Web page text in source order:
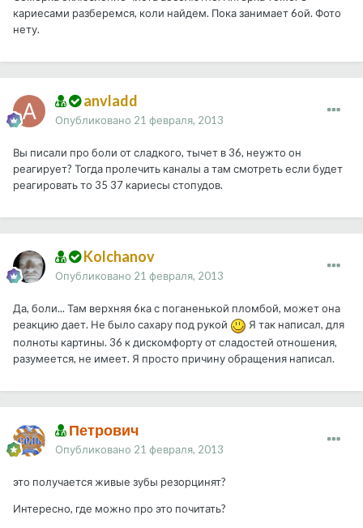
кариесами разберемся, коли найдем. Пока занимает 6ой. Фото
нету.
anvladd
Опубликовано 21 февраля, 2013
Вы писали про боли от сладкого, тычет в 36, неужто он
реагирует? Тогда пролечить каналы а там смотреть если будет
реагировать то 35 37 кариесы стопудов.
Kolchanov
Опубликовано 21 февраля, 2013
Да, боли... Там верхняя 6ка с поганенькой пломбой, может она
реакцию дает. Не было сахару под рукой
Я так написал, для
полноты картины. 36 к дискомфорту от сладостей отношения,
разумеется, не имеет. Я просто причину обращения написал.
Петрович
Опубликовано 21 февраля, 2013
это получается живые зубы резорцинят?
Интересно, где можно про это почитать?